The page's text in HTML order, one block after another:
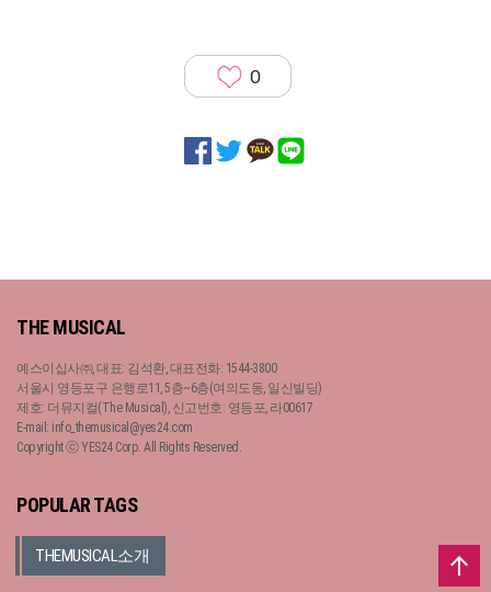
0
THE MUSICAL
예스이십사㈜, 대표: 김석환, 대표전화: 1544-3800
서울시 영등포구 은행로11, 5층~6층(여의도동, 일신빌딩)
제호: 더뮤지컬(The Musical), 신고번호: 영등포, 라00617
E-mail: info_themusical@yes24.com
Copyright ⓒ YES24 Corp. All Rights Reserved.
POPULAR TAGS
THEMUSICAL소개